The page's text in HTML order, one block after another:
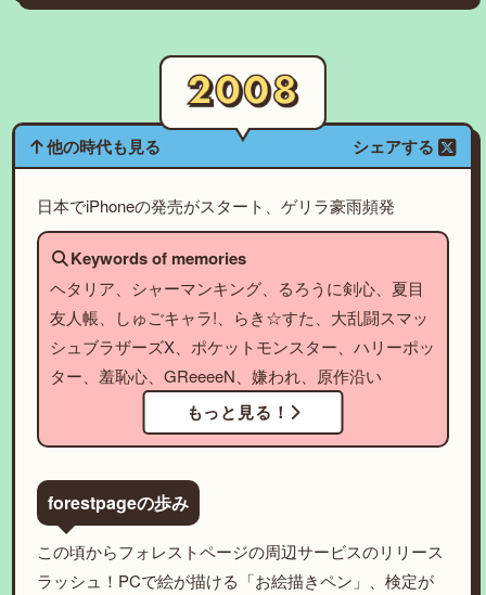
他の時代も見る シェアする
日本でiPhoneの発売がスタート、ゲリラ豪雨頻発
Keywords of memories
ヘタリア、シャーマンキング、るろうに剣心、夏目
友人帳、しゅごキャラ!、らき☆すた、大乱闘スマッ
シュブラザーズX、ポケットモンスター、ハリーポッ
ター、羞恥心、GReeeeN、嫌われ、原作沿い
もっと見る！
forestpageの歩み
この頃からフォレストページの周辺サービスのリリース
ラッシュ！PCで絵が描ける「お絵描きペン」、検定が